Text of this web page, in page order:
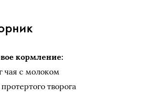
кормление:
чая с молоком
творога